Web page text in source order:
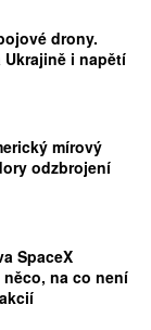
drony.
Ukrajině i napětí
mírový
odzbrojení
SpaceX
na co není